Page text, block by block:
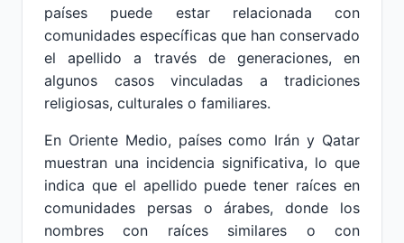
países puede estar relacionada con
comunidades específicas que han conservado
el apellido a través de generaciones, en
algunos casos vinculadas a tradiciones
religiosas, culturales o familiares.
En Oriente Medio, países como Irán y Qatar
muestran una incidencia significativa, lo que
indica que el apellido puede tener raíces en
comunidades persas o árabes, donde los
nombres con raíces similares o con